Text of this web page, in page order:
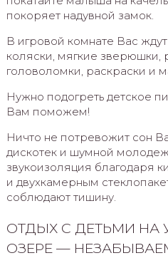
покоряет надувной замок.
В игровой комнате Вас
коляски, мягкие зверюшки,
головоломки, раскраски и
Нужно подогреть детское
Вам поможем!
Ничто не потревожит сон
дискотек и шумной
звукоизоляция благодаря
и двухкамерным
соблюдают тишину.
ОТДЫХ С ДЕТЬМИ НА
ОЗЕРЕ —